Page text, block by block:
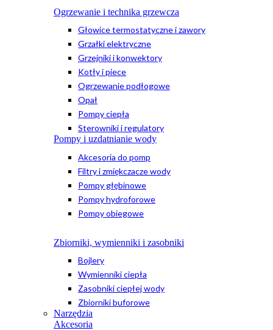
Ogrzewanie i technika grzewcza
Głowice termostatyczne i zawory
Grzałki elektryczne
Grzejniki i konwektory
Kotły i piece
Ogrzewanie podłogowe
Opał
Pompy ciepła
Sterowniki i regulatory
Pompy i uzdatnianie wody
Akcesoria do pomp
Filtry i zmiękczacze wody
Pompy głębinowe
Pompy hydroforowe
Pompy obiegowe
Zbiorniki, wymienniki i zasobniki
Bojlery
Wymienniki ciepła
Zasobniki ciepłej wody
Zbiorniki buforowe
Narzędzia
Akcesoria